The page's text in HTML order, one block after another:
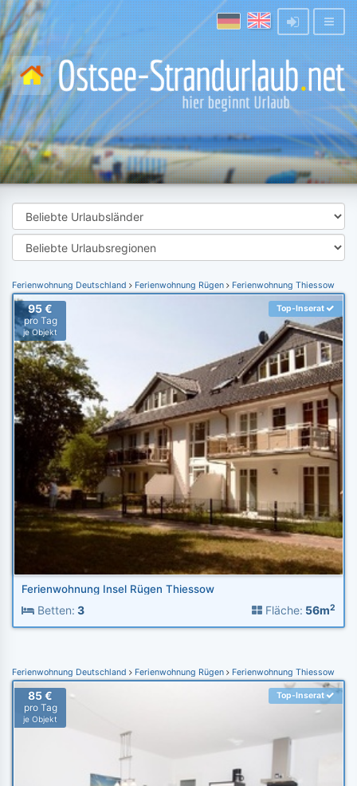
Ferienwohnung Deutschland Ferienwohnung Rügen Ferienwohnung Thiessow
95 €
pro Tag
je Objekt
Top-Inserat
Ferienwohnung Insel Rügen Thiessow
Betten: 3 Fläche: 56m2
Ferienwohnung Deutschland Ferienwohnung Rügen Ferienwohnung Thiessow
85 €
pro Tag
je Objekt
Top-Inserat